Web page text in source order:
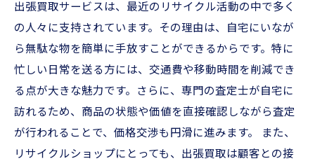
出張買取サービスは、最近のリサイクル活動の中で多く
の人々に支持されています。その理由は、自宅にいなが
ら無駄な物を簡単に手放すことができるからです。特に
忙しい日常を送る方には、交通費や移動時間を削減でき
る点が大きな魅力です。さらに、専門の査定士が自宅に
訪れるため、商品の状態や価値を直接確認しながら査定
が行われることで、価格交渉も円滑に進みます。 また、
リサイクルショップにとっても、出張買取は顧客との接